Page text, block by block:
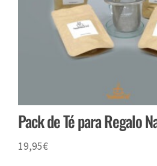
Pack de Té para Regalo
19,95€